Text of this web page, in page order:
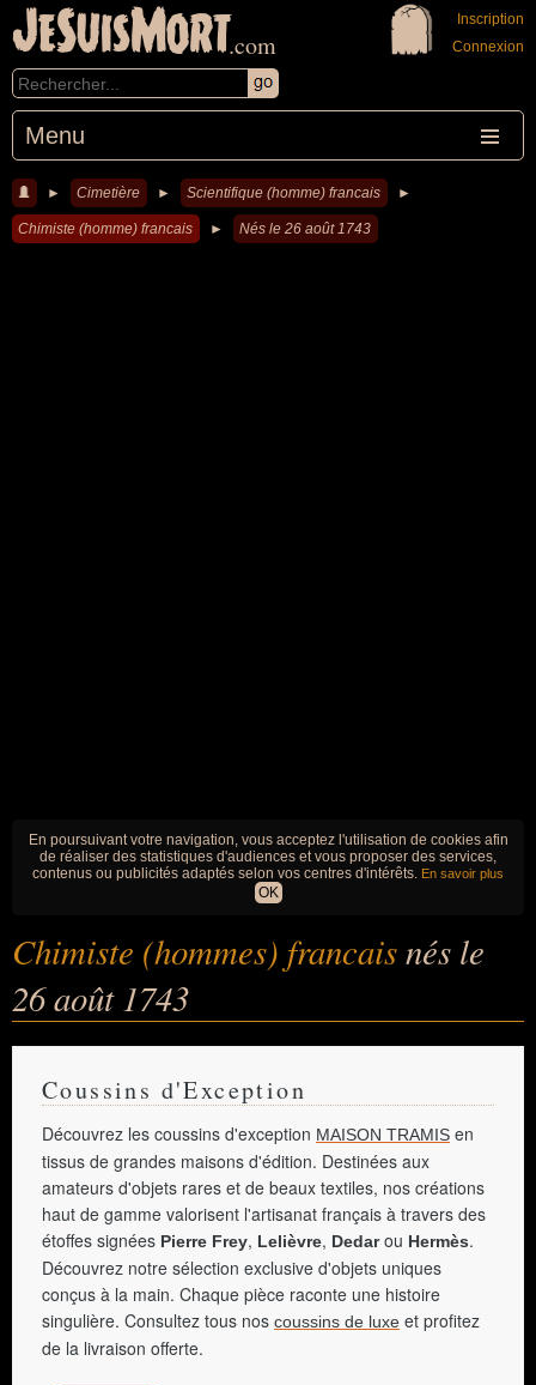
JeSuisMort.com
Menu
Inscription
Connexion
► Cimetière ► Scientifique (homme) francais ►
Chimiste (homme) francais ► Nés le 26 août 1743
En poursuivant votre navigation, vous acceptez l'utilisation de cookies afin
de réaliser des statistiques d'audiences et vous proposer des services,
contenus ou publicités adaptés selon vos centres d'intérêts. En savoir plus
OK
Chimiste (hommes) francaisnés le
26 août 1743
Coussins d'Exception
Découvrez les coussins d'exception MAISON TRAMIS en
tissus de grandes maisons d'édition. Destinées aux
amateurs d'objets rares et de beaux textiles, nos créations
haut de gamme valorisent l'artisanat français à travers des
étoffes signées Pierre Frey, Lelièvre, Dedarou Hermès.
Découvrez notre sélection exclusive d'objets uniques
conçus à la main. Chaque pièce raconte une histoire
singulière. Consultez tous nos coussins de luxe et profitez
de la livraison offerte.